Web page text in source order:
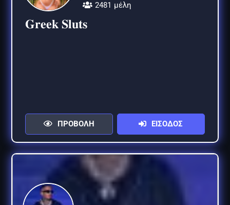
2481 μέλη
𝐆𝐫𝐞𝐞𝐤 𝐒𝐥𝐮𝐭𝐬
ΠΡΟΒΟΛΗ ΕΙΣΟΔΟΣ